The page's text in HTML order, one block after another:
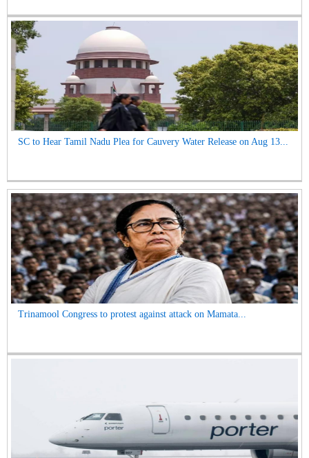
SC to Hear Tamil Nadu Plea for Cauvery Water Release on Aug 13...
Trinamool Congress to protest against attack on Mamata...